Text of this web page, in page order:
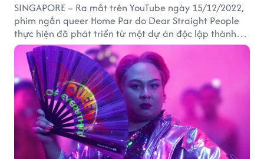
SINGAPORE – Ra mắt trên YouTube ngày 15/12/2022,
phim ngắn queer Home Par do Dear Straight People
thực hiện đã phát triển từ một dự án độc lập thành
tác phẩm tiếp cận khán giả quốc tế thông qua nền
tảng LGBTQ+ GagaOOLala. FabulousMe tham gia với
vai trò nhà tài trợ chính thức, trong khi nhà sáng lập
Lan Vu đảm nhiệm vị trí executive producer.